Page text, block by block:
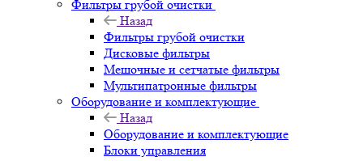
Фильтры грубой очистки
Назад
Фильтры грубой очистки
Дисковые фильтры
Мешочные и сетчатые фильтры
Мультипатронные фильтры
Оборудование и комплектующие
Назад
Оборудование и комплектующие
Блоки управления